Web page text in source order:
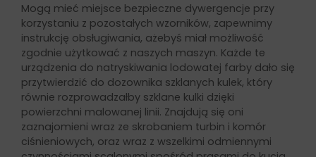
Mogą mieć miejsce bezpieczne dywergencje przy
korzystaniu z pozostałych wzorników, zapewnimy
instrukcję obsługiwania, ażebyś miał możliwość
zgodnie użytkować z naszych maszyn. Każde te
urządzenia do natryskiwania lodowatej farby dało się
przytwierdzić do dozownika szklanych kulek, który
równie rozprowadzałby szklane kulki dzięki
powierzchni malowanej linii. Znajdują się oni
zaznajomieni wraz ze skrobaniem turbin i komór
ciśnieniowych, oraz wraz z wszelkimi odmiennymi